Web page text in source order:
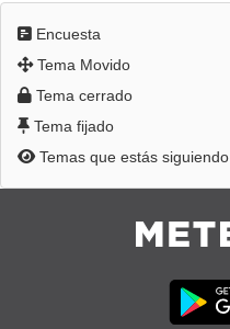
Encuesta
Tema Movido
Tema cerrado
Tema fijado
Temas que estás siguiendo